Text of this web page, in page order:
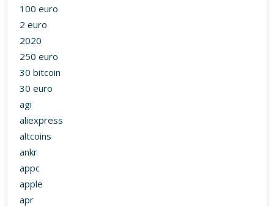
100 euro
2 euro
2020
250 euro
30 bitcoin
30 euro
agi
aliexpress
altcoins
ankr
appc
apple
apr